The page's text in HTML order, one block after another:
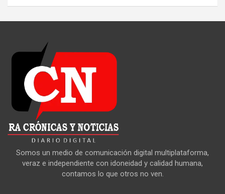
Somos un medio de comunicación digital multiplataforma,
veraz e independiente con idoneidad y calidad humana,
contamos lo que otros no ven.